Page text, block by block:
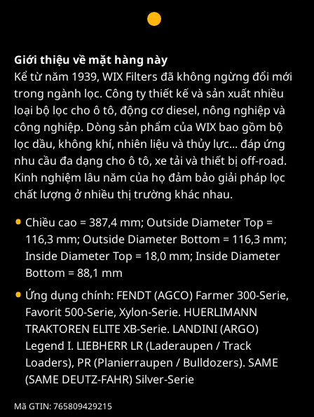
Giới thiệu về mặt hàng này
Kể từ năm 1939, WIX Filters đã không ngừng đổi mới
trong ngành lọc. Công ty thiết kế và sản xuất nhiều
loại bộ lọc cho ô tô, động cơ diesel, nông nghiệp và
công nghiệp. Dòng sản phẩm của WIX bao gồm bộ
lọc dầu, không khí, nhiên liệu và thủy lực... đáp ứng
nhu cầu đa dạng cho ô tô, xe tải và thiết bị off-road.
Kinh nghiệm lâu năm của họ đảm bảo giải pháp lọc
chất lượng ở nhiều thị trường khác nhau.
Chiều cao = 387,4 mm; Outside Diameter Top =
116,3 mm; Outside Diameter Bottom = 116,3 mm;
Inside Diameter Top = 18,0 mm; Inside Diameter
Bottom = 88,1 mm
Ứng dụng chính: FENDT (AGCO) Farmer 300-Serie,
Favorit 500-Serie, Xylon-Serie. HUERLIMANN
TRAKTOREN ELITE XB-Serie. LANDINI (ARGO)
Legend I. LIEBHERR LR (Laderaupen / Track
Loaders), PR (Planierraupen / Bulldozers). SAME
(SAME DEUTZ-FAHR) Silver-Serie
Mã GTIN: 765809429215